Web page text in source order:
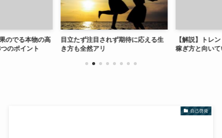
のでる本物の高
のポイント
目立たず注目されず期待に応える生
き方も全然アリ
【解説】トレン
稼ぎ方と向いて
自己啓発